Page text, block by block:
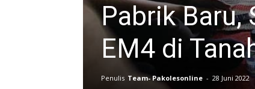
Pabrik Baru,
EM4 di
Penulis Team- Pakolesonline - 28 Juni 2022